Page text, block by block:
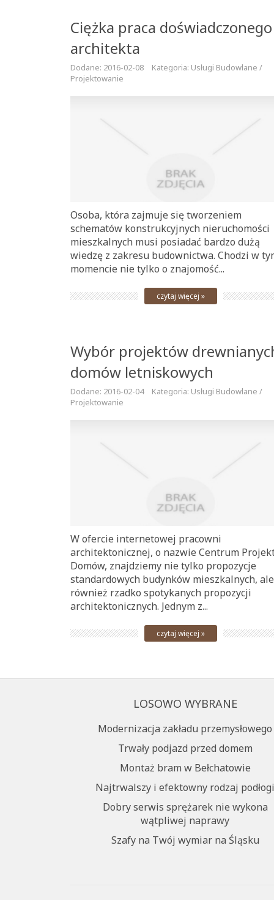
Ciężka praca doświadczonego
architekta
Dodane: 2016-02-08
Kategoria: Usługi Budowlane /
Projektowanie
Osoba, która zajmuje się tworzeniem
schematów konstrukcyjnych nieruchomości
mieszkalnych musi posiadać bardzo dużą
wiedzę z zakresu budownictwa. Chodzi w
momencie nie tylko o znajomość...
czytaj więcej »
Wybór projektów
domów letniskowych
Dodane: 2016-02-04
Kategoria: Usługi Budowlane /
Projektowanie
W ofercie internetowej pracowni
architektonicznej, o nazwie Centrum
Domów, znajdziemy nie tylko propozycje
standardowych budynków mieszkalnych, ale
również rzadko spotykanych propozycji
architektonicznych. Jednym z...
czytaj więcej »
LOSOWO WYBRANE
Modernizacja zakładu przemysłowego
Trwały podjazd przed domem
Montaż bram w Bełchatowie
Najtrwalszy i efektowny rodzaj podłogi
Dobry serwis sprężarek nie wykona
wątpliwej naprawy
Szafy na Twój wymiar na Śląsku